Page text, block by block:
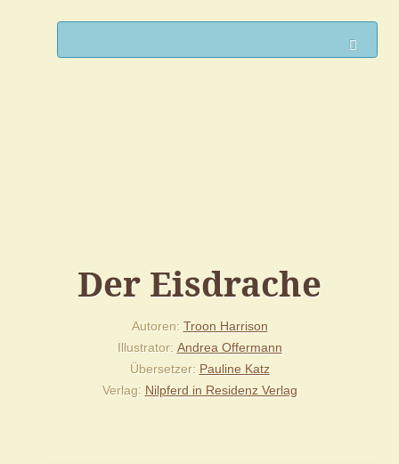
Der Eisdrache
Autoren Troon Harrison
Illustrator Andrea Offermann
Übersetzer Pauline Katz
Verlag Nilpferd in Residenz Verlag